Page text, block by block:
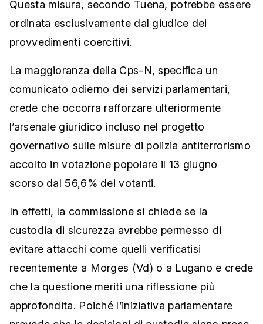
Questa misura, secondo Tuena, potrebbe essere
ordinata esclusivamente dal giudice dei
provvedimenti coercitivi.
La maggioranza della Cps-N, specifica un
comunicato odierno dei servizi parlamentari,
crede che occorra rafforzare ulteriormente
l’arsenale giuridico incluso nel progetto
governativo sulle misure di polizia antiterrorismo
accolto in votazione popolare il 13 giugno
scorso dal 56,6% dei votanti.
In effetti, la commissione si chiede se la
custodia di sicurezza avrebbe permesso di
evitare attacchi come quelli verificatisi
recentemente a Morges (Vd) o a Lugano e crede
che la questione meriti una riflessione più
approfondita. Poiché l’iniziativa parlamentare